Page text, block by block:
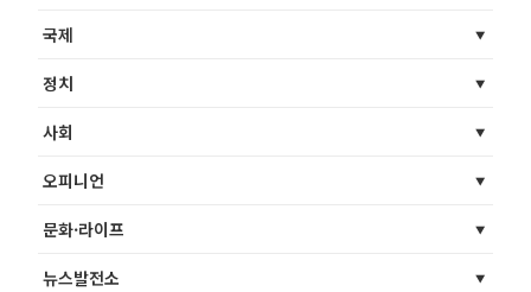
국제
정치
사회
오피니언
문화·라이프
뉴스발전소